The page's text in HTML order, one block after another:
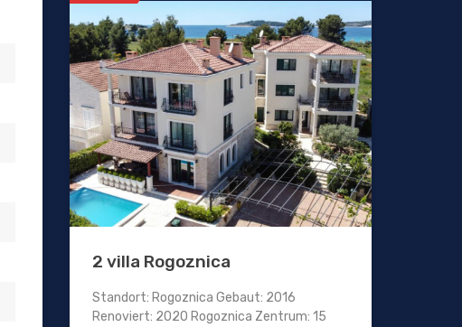
2 villa Rogoznica
Standort: Rogoznica Gebaut: 2016
Renoviert: 2020 Rogoznica Zentrum: 15